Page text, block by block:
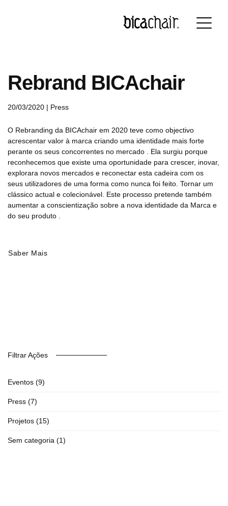
Rebrand BICAchair
20/03/2020 | Press
O Rebranding da BICAchair em 2020 teve como objectivo
acrescentar valor à marca criando uma identidade mais forte
perante os seus concorrentes no mercado . Ela surgiu porque
reconhecemos que existe uma oportunidade para crescer, inovar,
explorara novos mercados e reconectar esta cadeira com os
seus utilizadores de uma forma como nunca foi feito. Tornar um
clássico actual e colecionável. Este processo pretende também
aumentar a conscientização sobre a nova identidade da Marca e
do seu produto .
Saber Mais
Filtrar Ações
Eventos (9)
Press (7)
Projetos (15)
Sem categoria (1)